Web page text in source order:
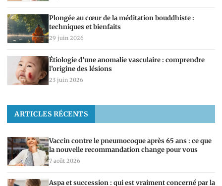
Plongée au cœur de la méditation bouddhiste :
techniques et bienfaits
29 juin 2026
Étiologie d’une anomalie vasculaire : comprendre
l’origine des lésions
23 juin 2026
ARTICLES RÉCENTS
Vaccin contre le pneumocoque après 65 ans : ce que
la nouvelle recommandation change pour vous
7 août 2026
Aspa et succession : qui est vraiment concerné par la